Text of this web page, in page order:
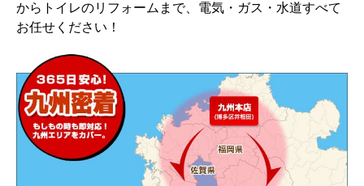
からトイレのリフォームまで、電気・ガス・水道すべて
お任せください！